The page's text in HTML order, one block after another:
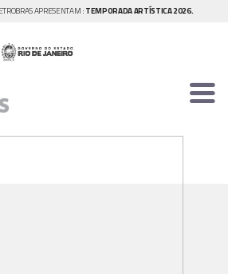
APRESENTAM : TEMPORADA ARTÍSTICA 2026.